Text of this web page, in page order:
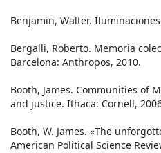
Benjamin, Walter.
Bergalli, Roberto. Memoria
Barcelona: Anthropos, 2010.
Booth, James. Communities of
and justice. Ithaca: Cornell,
Booth, W. James. «The
American Political Science